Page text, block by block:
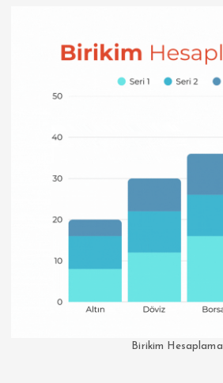
Birikim Hesaplama